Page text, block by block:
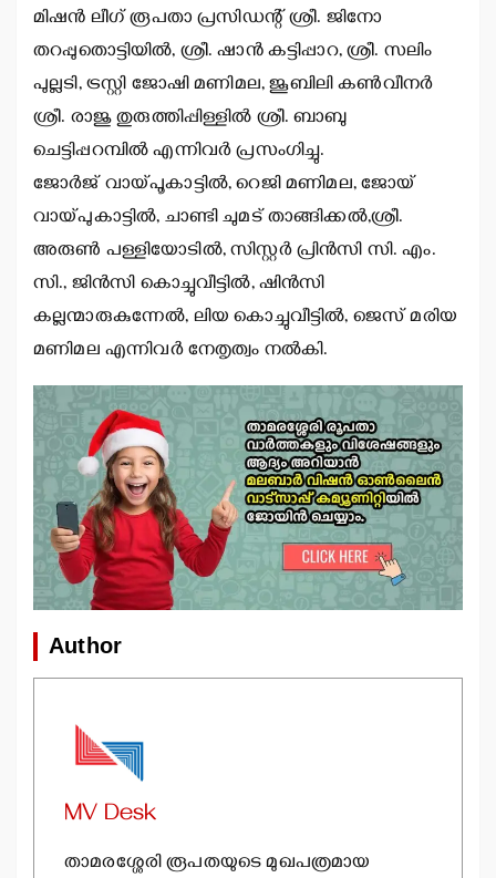
മിഷന്‍ ലീഗ് രൂപതാ പ്രസിഡന്റ് ശ്രീ. ജിനോ
തറപ്പുതൊട്ടിയില്‍, ശ്രീ. ഷാന്‍ കട്ടിപ്പാറ, ശ്രീ. സലിം
പുല്ലടി, ട്രസ്റ്റി ജോഷി മണിമല, ജൂബിലി കണ്‍വീനര്‍
ശ്രീ. രാജു തുരുത്തിപ്പിള്ളില്‍ ശ്രീ. ബാബു
ചെട്ടിപ്പറമ്പില്‍ എന്നിവര്‍ പ്രസംഗിച്ചു.
ജോര്‍ജ് വായ്പൂകാട്ടില്‍, റെജി മണിമല, ജോയ്
വായ്പുകാട്ടില്‍, ചാണ്ടി ചുമട് താങ്ങിക്കല്‍,ശ്രീ.
അരുണ്‍ പള്ളിയോടില്‍, സിസ്റ്റര്‍ പ്രിന്‍സി സി. എം.
സി., ജിന്‍സി കൊച്ചുവീട്ടില്‍, ഷിന്‍സി
കല്ലന്മാരുകുന്നേല്‍, ലിയ കൊച്ചുവീട്ടില്‍, ജെസ് മരിയ
മണിമല എന്നിവര്‍ നേതൃത്വം നല്‍കി.
Author
MV Desk
താമരശ്ശേരി രൂപതയുടെ മുഖപത്രമായ